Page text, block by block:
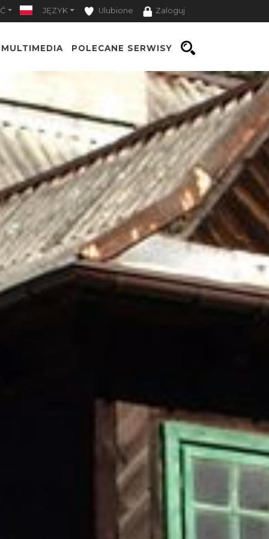
JĘZYK Ulubione Zaloguj
MULTIMEDIA POLECANE SERWISY